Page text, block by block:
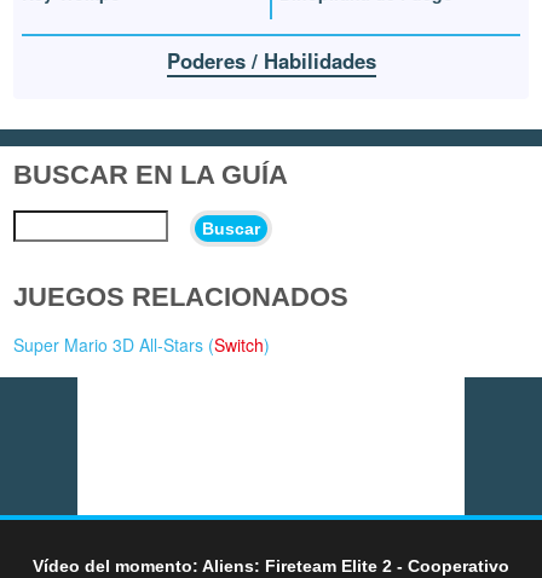
Poderes / Habilidades
BUSCAR EN LA GUÍA
Buscar
JUEGOS RELACIONADOS
Super Mario 3D All-Stars (Switch)
Vídeo del momento: Aliens: Fireteam Elite 2 - Cooperativo